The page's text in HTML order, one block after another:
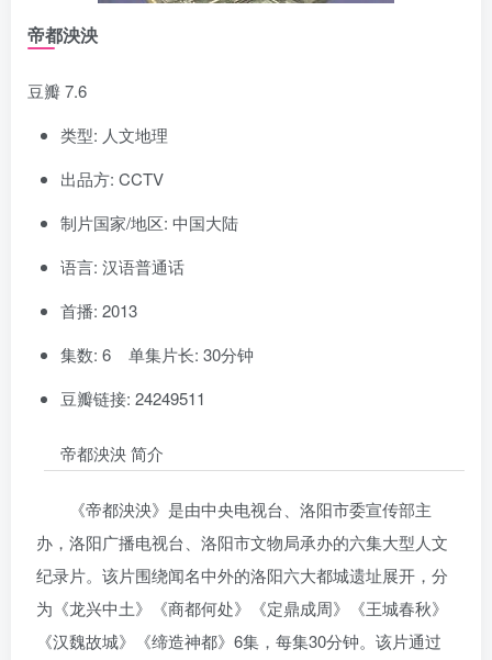
帝都泱泱
豆瓣 7.6
类型: 人文地理
出品方: CCTV
制片国家/地区: 中国大陆
语言: 汉语普通话
首播: 2013
集数: 6 单集片长: 30分钟
豆瓣链接: 24249511
帝都泱泱 简介
《帝都泱泱》是由中央电视台、洛阳市委宣传部主
办，洛阳广播电视台、洛阳市文物局承办的六集大型人文
纪录片。该片围绕闻名中外的洛阳六大都城遗址展开，分
为《龙兴中土》《商都何处》《定鼎成周》《王城春秋》
《汉魏故城》《缔造神都》6集，每集30分钟。该片通过